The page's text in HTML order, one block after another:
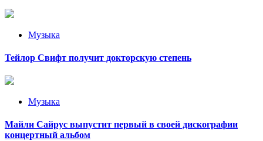
Музыка
Тейлор Свифт получит докторскую степень
Музыка
Майли Сайрус выпустит первый в своей дискографии
концертный альбом